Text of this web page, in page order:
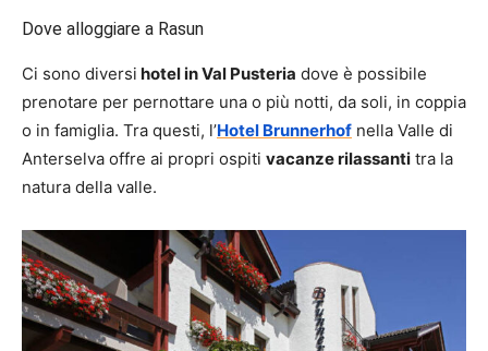
Dove alloggiare a Rasun
Ci sono diversi hotel in Val Pusteria dove è possibile
prenotare per pernottare una o più notti, da soli, in coppia
o in famiglia. Tra questi, l’Hotel Brunnerhof nella Valle di
Anterselva offre ai propri ospiti vacanze rilassanti tra la
natura della valle.